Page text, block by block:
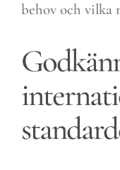
behov och vilka